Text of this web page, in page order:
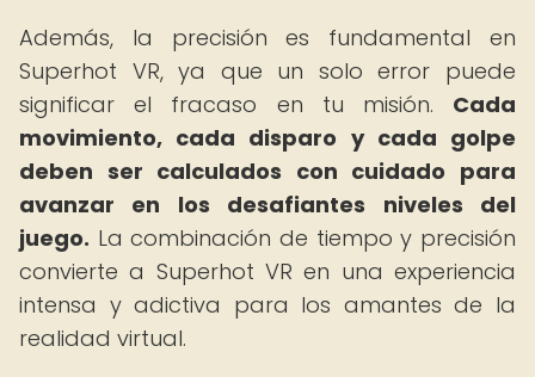
Además, la precisión es fundamental en
Superhot VR, ya que un solo error puede
significar el fracaso en tu misión. Cada
movimiento, cada disparo y cada golpe
deben ser calculados con cuidado para
avanzar en los desafiantes niveles del
juego. La combinación de tiempo y precisión
convierte a Superhot VR en una experiencia
intensa y adictiva para los amantes de la
realidad virtual.